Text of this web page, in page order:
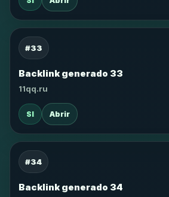
#33
Backlink generado 33
11qq.ru
SI Abrir
#34
Backlink generado 34